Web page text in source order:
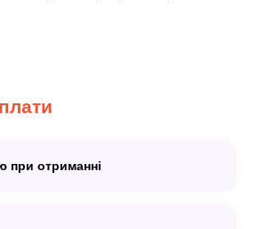
при отриманні